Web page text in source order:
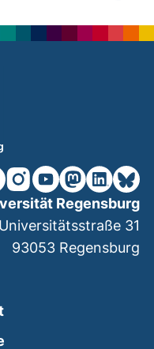
Facebook-Seite
unsere Instagram-
unsere YouTube-
unsereunsere
Regensburg
Universitätsstraße 31
93053 Regensburg